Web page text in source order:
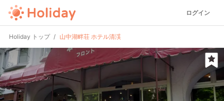
ログイン
Holiday トップ 山中湖畔荘 ホテル清渓